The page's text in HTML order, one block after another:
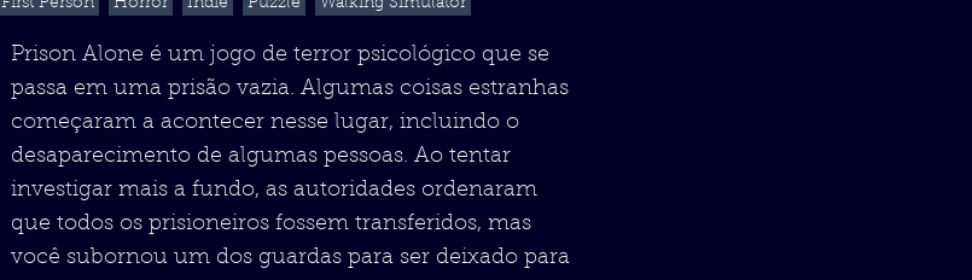
First Person Horror Indie Puzzle Walking Simulator
Prison Alone é um jogo de terror psicológico que se
passa em uma prisão vazia. Algumas coisas estranhas
começaram a acontecer nesse lugar, incluindo o
desaparecimento de algumas pessoas. Ao tentar
investigar mais a fundo, as autoridades ordenaram
que todos os prisioneiros fossem transferidos, mas
você subornou um dos guardas para ser deixado para